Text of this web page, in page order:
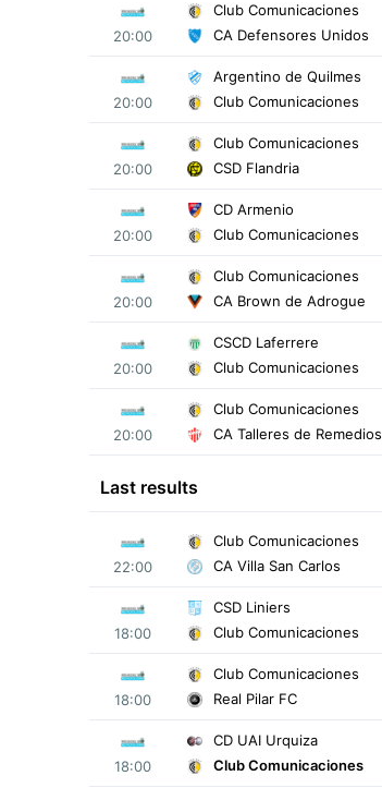
20:00
Club Comunicaciones
CA Defensores Unidos
20:00
Argentino de Quilmes
Club Comunicaciones
20:00
Club Comunicaciones
CSD Flandria
20:00
CD Armenio
Club Comunicaciones
20:00
Club Comunicaciones
CA Brown de Adrogue
20:00
CSCD Laferrere
Club Comunicaciones
20:00
Club Comunicaciones
CA Talleres de Remedios
Last results
22:00
Club Comunicaciones
CA Villa San Carlos
18:00
CSD Liniers
Club Comunicaciones
18:00
Club Comunicaciones
Real Pilar FC
18:00
CD UAI Urquiza
Club Comunicaciones